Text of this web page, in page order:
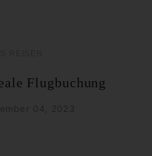
Flugbuchung